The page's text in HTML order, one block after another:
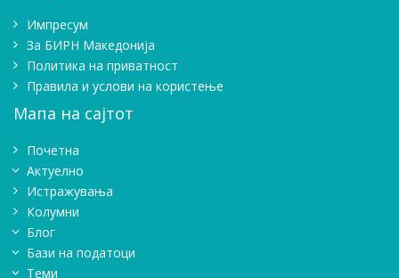
Импресум
Зa БИРН Македонија
Политика на приватност
Правила и услови на користење
Мапа на сајтот
Почетна
Актуелно
Истражувањa
Колумни
Блог
Бази на податоци
Теми